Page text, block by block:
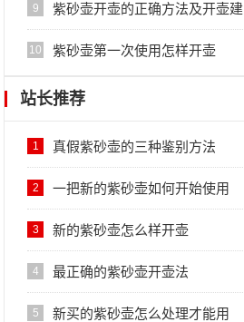
9 紫砂壶开壶的正确方法及开壶建
议
10 紫砂壶第一次使用怎样开壶
站长推荐
1 真假紫砂壶的三种鉴别方法
2 一把新的紫砂壶如何开始使用
3 新的紫砂壶怎么样开壶
4 最正确的紫砂壶开壶法
5 新买的紫砂壶怎么处理才能用